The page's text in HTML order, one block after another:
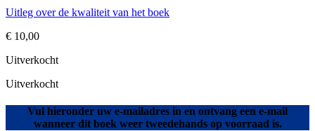
Uitleg over de kwaliteit van het boek
€ 10,00
Uitverkocht
Uitverkocht
Vul hieronder uw e-mailadres in en ontvang een e-mail
wanneer dit boek weer tweedehands op voorraad is.